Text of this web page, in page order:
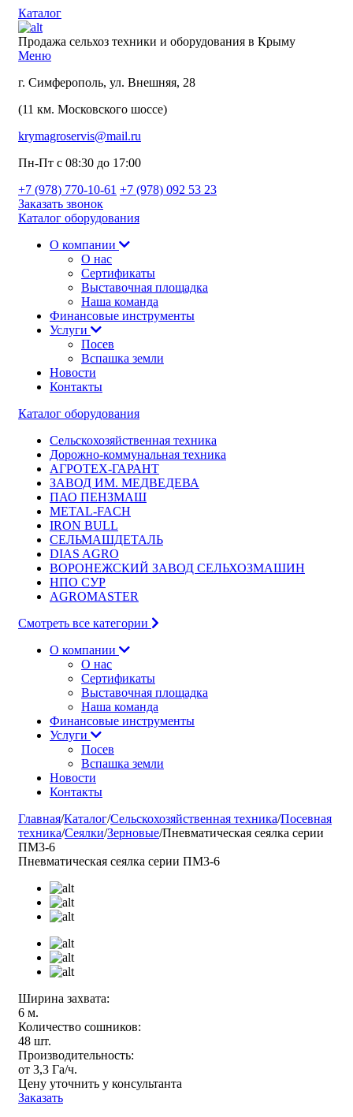
Каталог
Продажа сельхоз техники и оборудования в Крыму
Меню
г. Симферополь, ул. Внешняя, 28
(11 км. Московского шоссе)
krymagroservis@mail.ru
Пн-Пт с 08:30 до 17:00
+7 (978) 770-10-61 +7 (978) 092 53 23
Заказать звонок
Каталог оборудования
О компании
О нас
Сертификаты
Выставочная площадка
Наша команда
Финансовые инструменты
Услуги
Посев
Вспашка земли
Новости
Контакты
Каталог оборудования
Сельскохозяйственная техника
Дорожно-коммунальная техника
АГРОТЕХ-ГАРАНТ
ЗАВОД ИМ. МЕДВЕДЕВА
ПАО ПЕНЗМАШ
METAL-FACH
IRON BULL
СЕЛЬМАШДЕТАЛЬ
DIAS AGRO
ВОРОНЕЖСКИЙ ЗАВОД СЕЛЬХОЗМАШИН
НПО СУР
AGROMASTER
Смотреть все категории
О компании
О нас
Сертификаты
Выставочная площадка
Наша команда
Финансовые инструменты
Услуги
Посев
Вспашка земли
Новости
Контакты
Главная/Каталог/Сельскохозяйственная техника/Посевная
техника/Сеялки/Зерновые/Пневматическая сеялка серии
ПМ3-6
Пневматическая сеялка серии ПМ3-6
Ширина захвата:
6 м.
Количество сошников:
48 шт.
Производительность:
от 3,3 Га/ч.
Цену уточнить у консультанта
Заказать